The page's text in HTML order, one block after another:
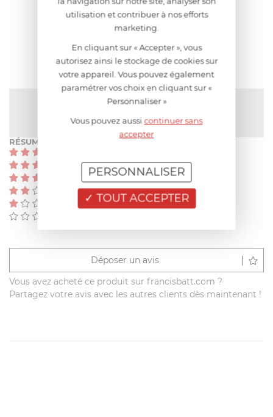
AIDE AU CHOIX
NOTE MOYENNE
RÉSUMÉ
(0)
Déposer un avis
Vous avez acheté ce produit sur francisbatt.com ?
Partagez votre avis avec les autres clients dès maintenant !
utilisation et contribuer à nos efforts
marketing.
En cliquant sur « Accepter », vous
autorisez ainsi le stockage de cookies sur
votre appareil. Vous pouvez également
paramétrer vos choix en cliquant sur «
Personnaliser »
Vous pouvez aussicontinuer sans
accepter
TOUT ACCEPTER
PERSONNALISER